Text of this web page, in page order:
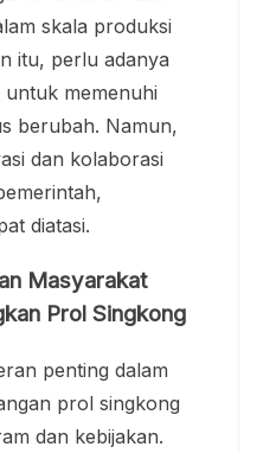
skala produksi
itu, perlu adanya
memenuhi
berubah. Namun,
dan kolaborasi
diatasi.
Masyarakat
Prol Singkong
penting dalam
prol singkong
dan kebijakan.